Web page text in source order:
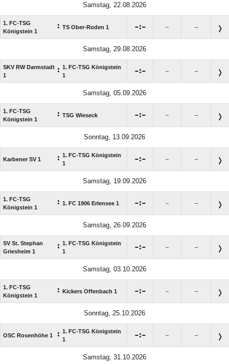
Samstag, 22.08.2026
1. FC-TSG
Königstein 1
: TS Ober-Roden 1 : – –
Samstag, 29.08.2026
SKV RW Darmstadt
1
: 1. FC-TSG Königstein
1
: – –
Samstag, 05.09.2026
1. FC-TSG
Königstein 1
: TSG Wieseck : – –
Sonntag, 13.09.2026
Karbener SV 1 : 1. FC-TSG Königstein
1
: – –
Samstag, 19.09.2026
1. FC-TSG
Königstein 1
: 1. FC 1906 Erlensee 1 : – –
Samstag, 26.09.2026
SV St. Stephan
Griesheim 1
: 1. FC-TSG Königstein
1
: – –
Samstag, 03.10.2026
1. FC-TSG
Königstein 1
: Kickers Offenbach 1 : – –
Sonntag, 25.10.2026
OSC Rosenhöhe 1 : 1. FC-TSG Königstein
1
: – –
Samstag, 31.10.2026